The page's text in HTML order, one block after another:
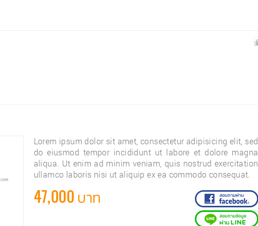
Lorem ipsum dolor sit amet, consectetur adipisicing elit, sed
do eiusmod tempor incididunt ut labore et dolore magna
aliqua. Ut enim ad minim veniam, quis nostrud exercitation
ullamco laboris nisi ut aliquip ex ea commodo consequat.
47,000 บาท